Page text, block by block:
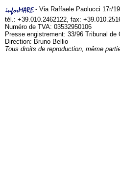
- Via Raffaele Paolucci 17r/
tél.: +39.010.2462122, fax:
Numéro de TVA: 03532950106
Presse engistrement: 33/96 Tribunal de
Direction: Bruno Bellio
Tous droits de reproduction, même